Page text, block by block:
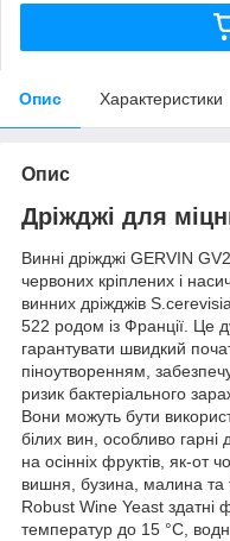
Опис Характеристики
Опис
Дріжджі для
Винні дріжджі GERVIN
червоних кріплених і
винних дріжджів
522 родом із Франції. Це
гарантувати швидкий
піноутворенням,
ризик бактеріального
Вони можуть бути
білих вин, особливо
на осінніх фруктів, як-
вишня, бузина, малина та
Robust Wine Yeast здатні
температур до 15 °C,